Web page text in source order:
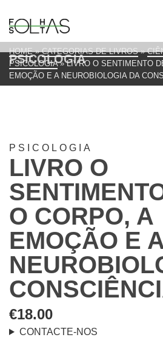
PSICOLOGIA
HOME » CATEGORIAS DE LIVROS »
PSICOLOGIA » LIVRO O SENTIMENTO
EMOÇÃO E A NEUROBIOLOGIA DA
PSICOLOGIA
LIVRO O
O CORPO, A
EMOÇÃO E
€18.00
CONTACTE-NOS